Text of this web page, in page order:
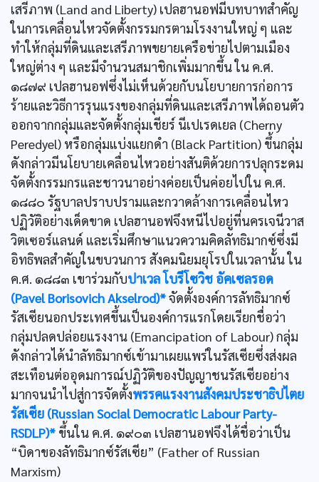
เสรีภาพ (Land and Liberty) เปลฮานอฟมีบทบาทสำคัญ
ในการเคลื่อนไหวจัดตั้งกรรมกรตามโรงงานใหญ่ ๆ และ
ทำให้กลุ่มที่ดินและเสรีภาพขยายเครือข่ายไปตามเมือง
ใหญ่ต่าง ๆ และมีจำนวนสมาชิกเพิ่มมากขึ้น ใน ค.ศ.
๑๘๗๙ เปลฮานอฟซึ่งไม่เห็นด้วยกับนโยบายการก่อการ
ร้ายและวิธีการรุนแรงของกลุ่มที่ดินและเสรีภาพได้ถอนตัว
ออกจากกลุ่มและจัดตั้งกลุ่มเชียร์ นีเปเรดเยล (Cherny
Peredyel) หรือกลุ่มแบ่งแยกดำ (Black Partition) ขึ้นกลุ่ม
ดังกล่าวมีนโยบายเคลื่อนไหวอย่างสันติด้วยการปลุกระดม
จัดตั้งกรรมกรและชาวนาอย่างค่อยเป็นค่อยไปใน ค.ศ.
๑๘๘๐ รัฐบาลปราบปรามและกวาดล้างการเคลื่อนไหว
ปฏิวัติอย่างเด็ดขาด เปลฮานอฟจึงหนีไปอยู่ที่นครเจนีวาส
วิตเซอร์แลนด์ และเริ่มศึกษาแนวความคิดลัทธิมากซ์ซึ่งมี
อิทธิพลสำคัญในขบวนการ สังคมนิยมยุโรปในเวลานั้น ใน
ค.ศ. ๑๘๘๓ เขาร่วมกับปาเวล โบรีโซวิช อัคเซลรอด
(Pavel Borisovich Akselrod)*จัดตั้งองค์การลัทธิมากซ์
รัสเซียนอกประเทศขึ้นเป็นองค์การแรกโดยเรียกชื่อว่า
กลุ่มปลดปล่อยแรงงาน (Emancipation of Labour) กลุ่ม
ดังกล่าวได้นำลัทธิมากซ์เข้ามาเผยแพร่ในรัสเซียซึ่งส่งผล
สะเทือนต่ออุดมการณ์ปฏิวัติของปัญญาชนรัสเซียอย่าง
มากจนนำไปสู่การจัดตั้งพรรคแรงงานสังคมประชาธิปไตย
รัสเซีย (Russian Social Democratic Labour Party-
RSDLP)* ขึ้นใน ค.ศ. ๑๙๐๓ เปลฮานอฟจึงได้ชื่อว่าเป็น
“บิดาของลัทธิมากซ์รัสเซีย” (Father of Russian
Marxism)